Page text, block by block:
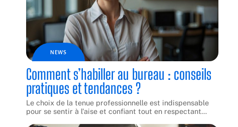
NEWS
Comment s’habiller au bureau : conseils
pratiques et tendances ?
Le choix de la tenue professionnelle est indispensable
pour se sentir à l'aise et confiant tout en respectant…